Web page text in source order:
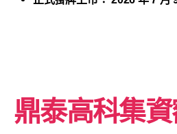
鼎泰高科集